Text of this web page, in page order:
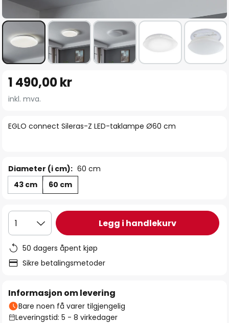
begynnelsen
bildegalleri
EGLO connect Sileras-Z LED-taklampe Ø60 cm
1 490,00 kr
inkl. mva.
Diameter (i cm): 60 cm
43 cm
60 cm
1 Legg i handlekurv
50 dagers åpent kjøp
Sikre betalingsmetoder
Informasjon om levering
Bare noen få varer tilgjengelig
Leveringstid: 5 - 8 virkedager